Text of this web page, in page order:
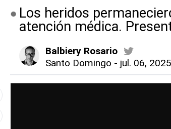
Los heridos
atención médica.
Balbiery Rosario
Santo Domingo - jul. 06,